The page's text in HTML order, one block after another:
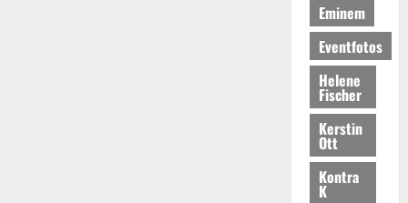
Eminem
Eventfotos
Helene
Fischer
Kerstin
Ott
Kontra
K